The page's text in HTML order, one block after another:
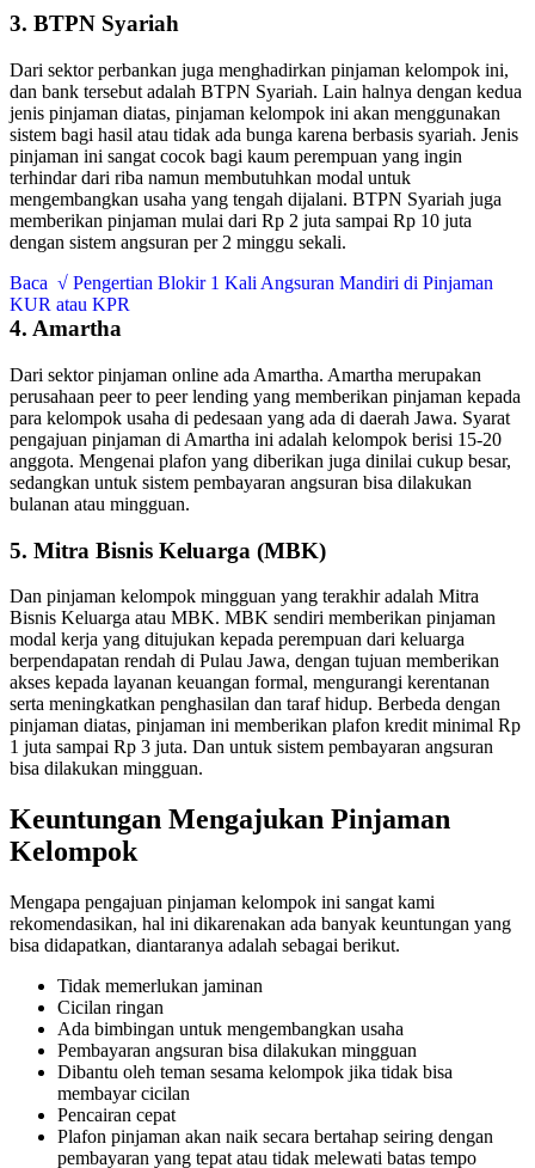
3. BTPN Syariah
Dari sektor perbankan juga menghadirkan pinjaman kelompok ini,
dan bank tersebut adalah BTPN Syariah. Lain halnya dengan kedua
jenis pinjaman diatas, pinjaman kelompok ini akan menggunakan
sistem bagi hasil atau tidak ada bunga karena berbasis syariah. Jenis
pinjaman ini sangat cocok bagi kaum perempuan yang ingin
terhindar dari riba namun membutuhkan modal untuk
mengembangkan usaha yang tengah dijalani. BTPN Syariah juga
memberikan pinjaman mulai dari Rp 2 juta sampai Rp 10 juta
dengan sistem angsuran per 2 minggu sekali.
Baca √ Pengertian Blokir 1 Kali Angsuran Mandiri di Pinjaman
KUR atau KPR
4. Amartha
Dari sektor pinjaman online ada Amartha. Amartha merupakan
perusahaan peer to peer lending yang memberikan pinjaman kepada
para kelompok usaha di pedesaan yang ada di daerah Jawa. Syarat
pengajuan pinjaman di Amartha ini adalah kelompok berisi 15-20
anggota. Mengenai plafon yang diberikan juga dinilai cukup besar,
sedangkan untuk sistem pembayaran angsuran bisa dilakukan
bulanan atau mingguan.
5. Mitra Bisnis Keluarga (MBK)
Dan pinjaman kelompok mingguan yang terakhir adalah Mitra
Bisnis Keluarga atau MBK. MBK sendiri memberikan pinjaman
modal kerja yang ditujukan kepada perempuan dari keluarga
berpendapatan rendah di Pulau Jawa, dengan tujuan memberikan
akses kepada layanan keuangan formal, mengurangi kerentanan
serta meningkatkan penghasilan dan taraf hidup. Berbeda dengan
pinjaman diatas, pinjaman ini memberikan plafon kredit minimal Rp
1 juta sampai Rp 3 juta. Dan untuk sistem pembayaran angsuran
bisa dilakukan mingguan.
Keuntungan Mengajukan Pinjaman
Kelompok
Mengapa pengajuan pinjaman kelompok ini sangat kami
rekomendasikan, hal ini dikarenakan ada banyak keuntungan yang
bisa didapatkan, diantaranya adalah sebagai berikut.
Tidak memerlukan jaminan
Cicilan ringan
Ada bimbingan untuk mengembangkan usaha
Pembayaran angsuran bisa dilakukan mingguan
Dibantu oleh teman sesama kelompok jika tidak bisa
membayar cicilan
Pencairan cepat
Plafon pinjaman akan naik secara bertahap seiring dengan
pembayaran yang tepat atau tidak melewati batas tempo